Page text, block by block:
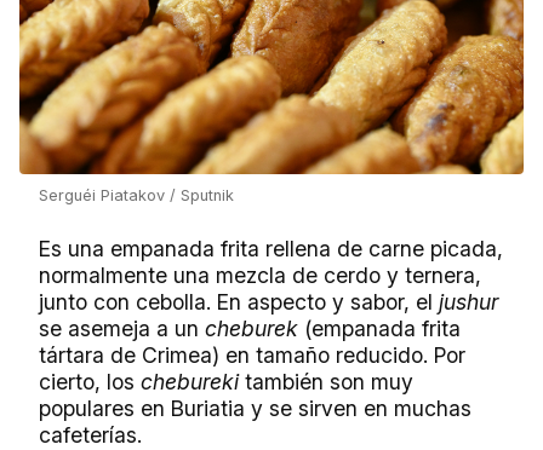
Serguéi Piatakov / Sputnik
Es una empanada frita rellena de carne picada,
normalmente una mezcla de cerdo y ternera,
junto con cebolla. En aspecto y sabor, el jushur
se asemeja a un cheburek (empanada frita
tártara de Crimea) en tamaño reducido. Por
cierto, los cheburekitambién son muy
populares en Buriatia y se sirven en muchas
cafeterías.